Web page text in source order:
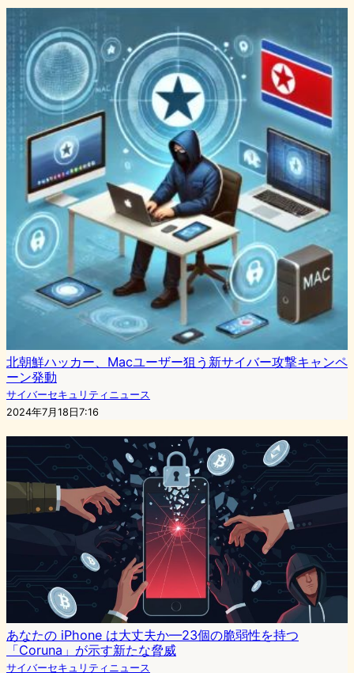
北朝鮮ハッカー、Macユーザー狙う新サイバー攻撃キャンペ
ーン発動
サイバーセキュリティニュース
2024年7月18日7:16
あなたの iPhone は大丈夫か—23個の脆弱性を持つ
「Coruna」が示す新たな脅威
サイバーセキュリティニュース